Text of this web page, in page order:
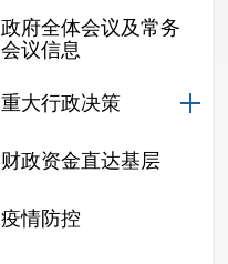
政府全体会议及常务
会议信息
重大行政决策
财政资金直达基层
疫情防控